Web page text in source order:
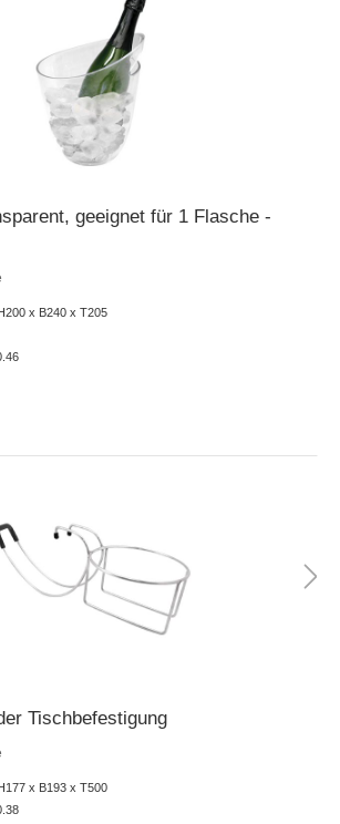
geeignet für 1 Flasche -
x B240 x T205
Tischbefestigung
x B193 x T500